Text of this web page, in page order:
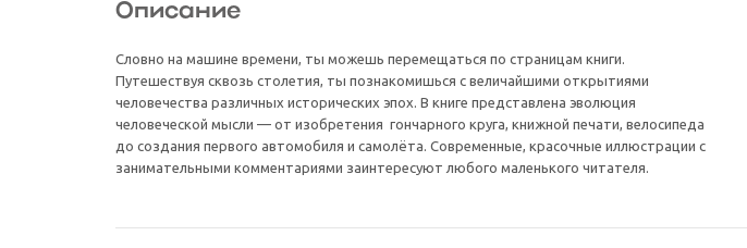
Описание
Словно на машине времени, ты можешь перемещаться по страницам книги.
Путешествуя сквозь столетия, ты познакомишься с величайшими открытиями
человечества различных исторических эпох. В книге представлена эволюция
человеческой мысли — от изобретения гончарного круга, книжной печати, велосипеда
до создания первого автомобиля и самолёта. Современные, красочные иллюстрации с
занимательными комментариями заинтересуют любого маленького читателя.